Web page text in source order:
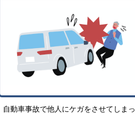
自動車事故で他人にケガをさせてしまっ